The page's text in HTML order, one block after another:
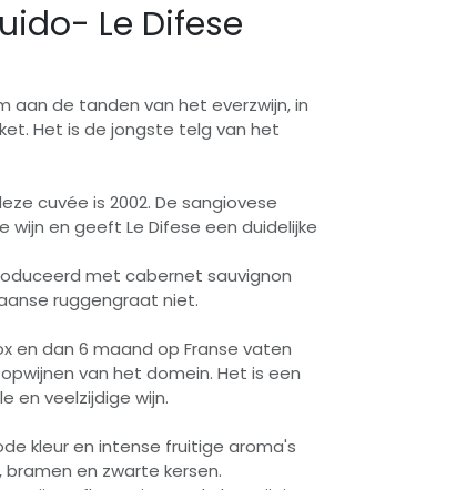
Le Difese
aan de tanden van het everzwijn, in
Het is de jongste telg van het
cuvée is 2002. De sangiovese
en geeft Le Difese een duidelijke
met cabernet sauvignon
ruggengraat niet.
en dan 6 maand op Franse vaten
van het domein. Het is een
en veelzijdige wijn.
kleur en intense fruitige aroma's
en zwarte kersen.